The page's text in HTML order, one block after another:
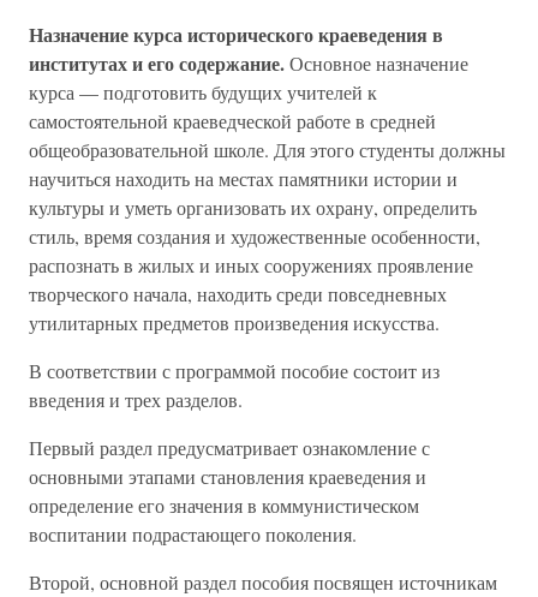
Назначение курса исторического краеведения в
институтах и его содержание.Основное назначение
курса — подготовить будущих учителей к
самостоятельной краеведческой работе в средней
общеобразовательной школе. Для этого студенты должны
научиться находить на местах памятники истории и
культуры и уметь организовать их охрану, определить
стиль, время создания и художественные особенности,
распознать в жилых и иных сооружениях проявление
творческого начала, находить среди повседневных
утилитарных предметов произведения искусства.
В соответствии с программой пособие состоит из
введения и трех разделов.
Первый раздел предусматривает ознакомление с
основными этапами становления краеведения и
определение его значения в коммунистическом
воспитании подрастающего поколения.
Второй, основной раздел пособия посвящен источникам